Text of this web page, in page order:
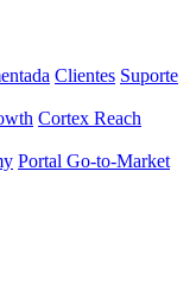
Clientes Suporte
Cortex Reach
Portal Go-to-Market